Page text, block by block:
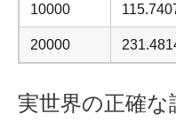
10000
20000
実世界の正確な